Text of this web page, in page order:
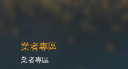
業者專區
業者專區